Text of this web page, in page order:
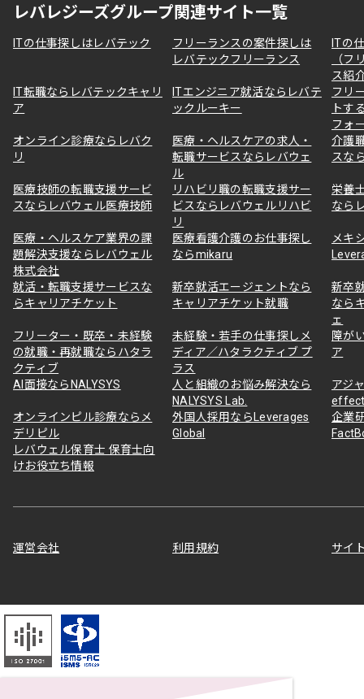
レバレジーズグループ関連サイト一覧
ITの仕事探しはレバテック
フリーランスの案件探しは
レバテックフリーランス
ITの
（フ
ス紹
IT転職ならレバテックキャリ
ア
ITエンジニア就活ならレバテ
ックルーキー
フリ
トす
フォ
オンライン診療ならレバク
リ
医療・ヘルスケアの求人・
転職サービスならレバウェ
ル
介護
スな
医療技師の転職支援サービ
スならレバウェル医療技師
リハビリ職の転職支援サー
ビスならレバウェルリハビ
リ
栄養
なら
医療・ヘルスケア業界の課
題解決支援ならレバウェル
株式会社
医療看護介護のお仕事探し
ならmikaru
メキ
就活・転職支援サービスな
らキャリアチケット
新卒就活エージェントなら
キャリアチケット就職
新卒
なら
ェ
フリーター・既卒・未経験
の就職・再就職ならハタラ
クティブ
未経験・若手の仕事探しメ
ディア／ハタラクティブ プ
ラス
障が
ア
AI面接ならNALYSYS
人と組織のお悩み解決なら
NALYSYS Lab.
アジ
オンラインピル診療ならメ
デリピル
外国人採用ならLeverages
Global
企業
レバウェル保育士 保育士向
けお役立ち情報
運営会社 利用規約 サイ